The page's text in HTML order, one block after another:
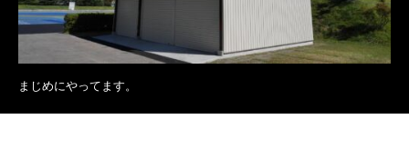
まじめにやってます。